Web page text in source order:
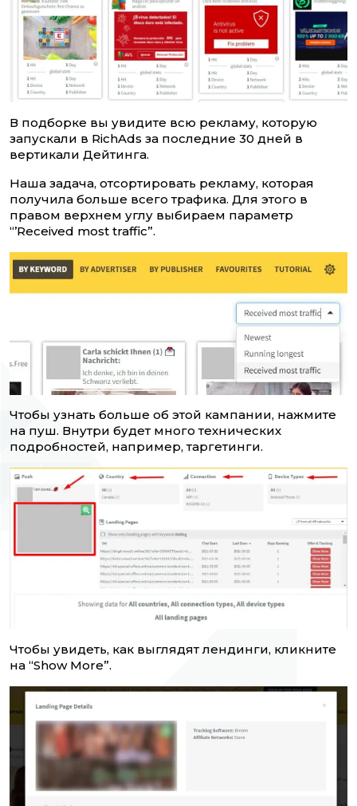
В подборке вы увидите всю рекламу, которую
запускали в RichAds за последние 30 дней в
вертикали Дейтинга.
Наша задача, отсортировать рекламу, которая
получила больше всего трафика. Для этого в
правом верхнем углу выбираем параметр
“’Received most traffic”.
Чтобы узнать больше об этой кампании, нажмите
на пуш. Внутри будет много технических
подробностей, например, таргетинги.
Чтобы увидеть, как выглядят лендинги, кликните
на “Show More”.